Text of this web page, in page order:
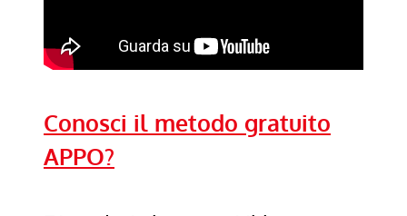
Conosci il metodo gratuito
APPO?